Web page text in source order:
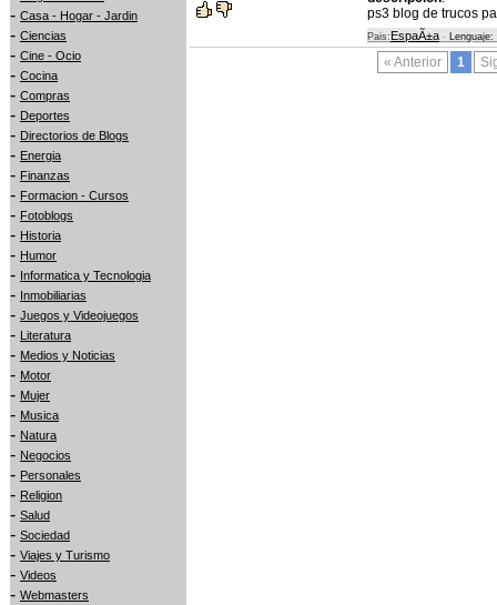
- Casa - Hogar - Jardin
- Ciencias
- Cine - Ocio
- Cocina
- Compras
- Deportes
- Directorios de Blogs
- Energia
- Finanzas
- Formacion - Cursos
- Fotoblogs
- Historia
- Humor
- Informatica y Tecnologia
- Inmobiliarias
- Juegos y Videojuegos
- Literatura
- Medios y Noticias
- Motor
- Mujer
- Musica
- Natura
- Negocios
- Personales
- Religion
- Salud
- Sociedad
- Viajes y Turismo
- Videos
- Webmasters
ps3 blog de trucos
Pais: EspaÃ±a - Lenguaje:
« Anterior 1